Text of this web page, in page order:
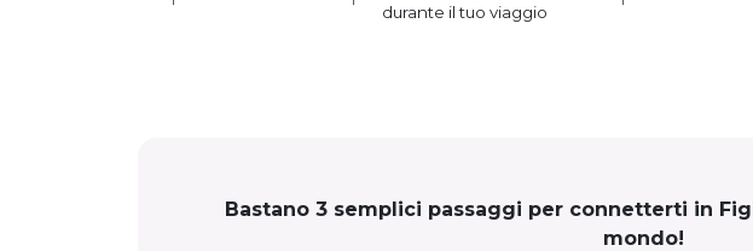
durante il tuo viaggio
Bastano 3 semplici passaggi per connetterti in
mondo!